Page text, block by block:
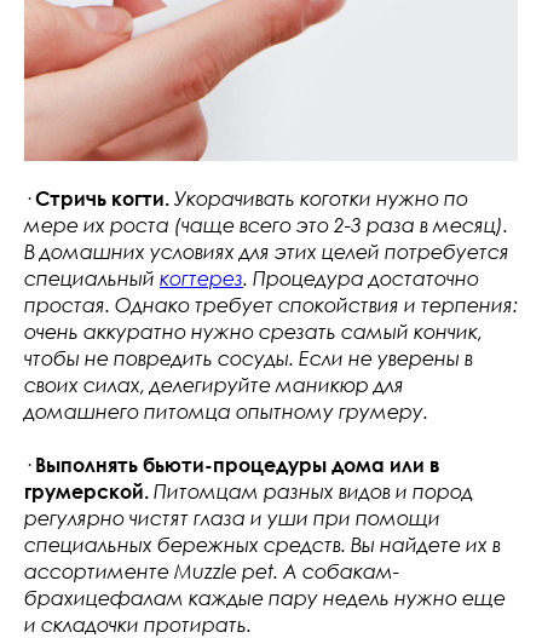
·Стричь когти. Укорачивать коготки нужно по
мере их роста (чаще всего это 2-3 раза в месяц).
В домашних условиях для этих целей потребуется
специальный когтерез. Процедура достаточно
простая. Однако требует спокойствия и терпения:
очень аккуратно нужно срезать самый кончик,
чтобы не повредить сосуды. Если не уверены в
своих силах, делегируйте маникюр для
домашнего питомца опытному грумеру.
· Выполнять бьюти-процедуры дома или в
грумерской. Питомцам разных видов и пород
регулярно чистят глаза и уши при помощи
специальных бережных средств. Вы найдете их в
ассортименте Muzzle pet. А собакам-
брахицефалам каждые пару недель нужно еще
и складочки протирать.